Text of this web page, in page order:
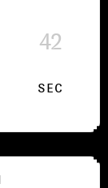
41
SEC